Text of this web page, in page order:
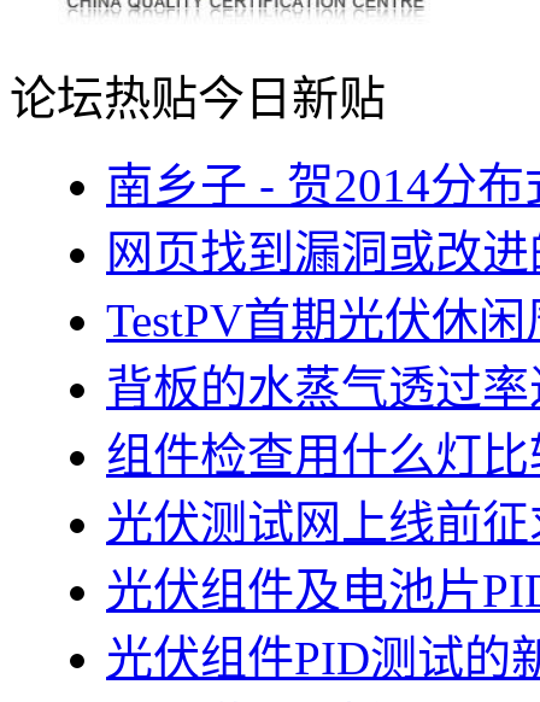
论坛热贴今日新贴
南乡子 - 贺2014分
网页找到漏洞或改
TestPV首期光伏休
背板的水蒸气透过
组件检查用什么灯
光伏测试网上线前
光伏组件及电池片
光伏组件PID测试的